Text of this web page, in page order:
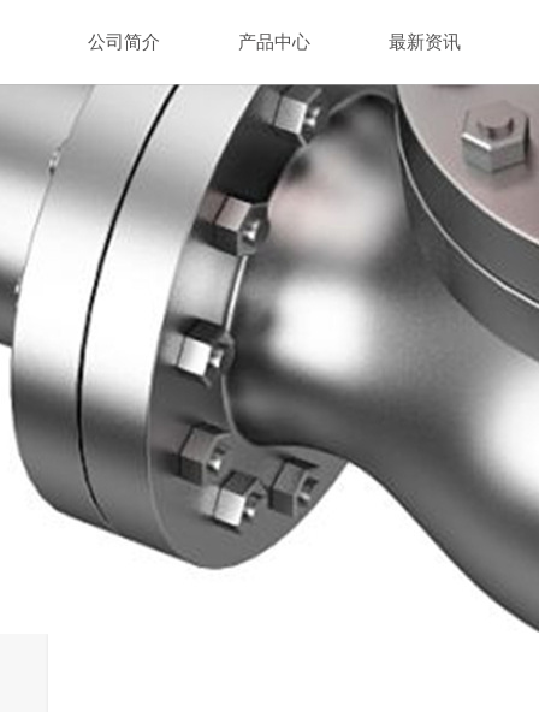
公司简介 产品中心 最新资讯